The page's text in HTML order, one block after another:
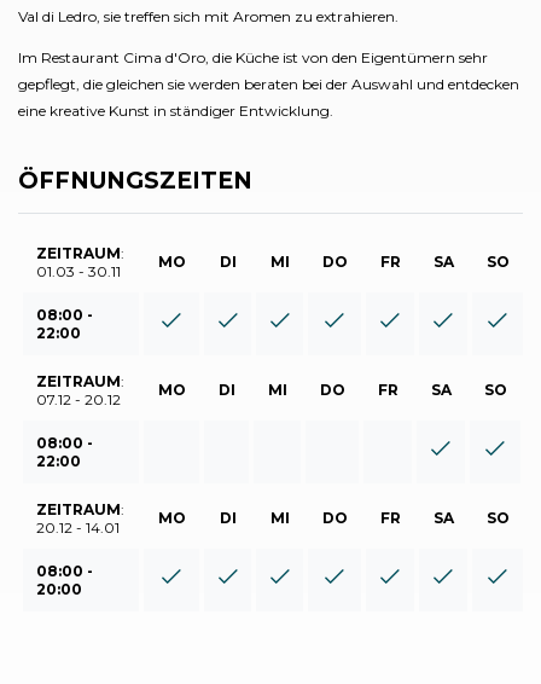
Val di Ledro, sie treffen sich mit Aromen zu extrahieren.
Im Restaurant Cima d'Oro, die Küche ist von den Eigentümern sehr
gepflegt, die gleichen sie werden beraten bei der Auswahl und entdecken
eine kreative Kunst in ständiger Entwicklung.
ÖFFNUNGSZEITEN
ZEITRAUM:
01.03 - 30.11
MO DI MI DO FR SA SO
08:00 -
22:00
ZEITRAUM:
07.12 - 20.12
MO DI MI DO FR SA SO
08:00 -
22:00
ZEITRAUM:
20.12 - 14.01
MO DI MI DO FR SA SO
08:00 -
20:00